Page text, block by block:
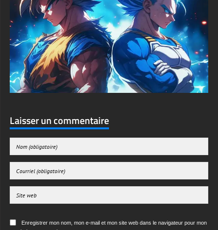
Laisser un commentaire
Enregistrer mon nom, mon e-mail et mon site web dans le navigateur pour mon
prochain commentaire.